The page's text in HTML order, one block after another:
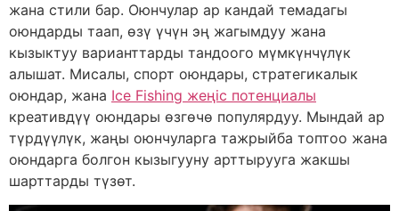
жана стили бар. Оюнчулар ар кандай темадагы
оюндарды таап, өзү үчүн эң жагымдуу жана
кызыктуу варианттарды тандоого мүмкүнчүлүк
алышат. Мисалы, спорт оюндары, стратегикалык
оюндар, жана Ice Fishing жеңіс потенциалы
креативдүү оюндары өзгөчө популярдуу. Мындай ар
түрдүүлүк, жаңы оюнчуларга тажрыйба топтоо жана
оюндарга болгон кызыгууну арттырууга жакшы
шарттарды түзөт.